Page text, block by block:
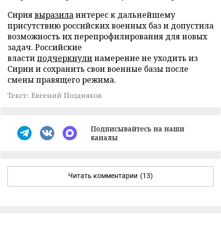
Сириявыразилаинтерес к дальнейшему
присутствию российских военных баз и допустила
возможность их перепрофилирования для новых
задач. Российские
властиподчеркнулинамерение не уходить из
Сирии и сохранить свои военные базы после
смены правящего режима.
Текст: Евгений Поздняков
Подписывайтесь на наши
каналы
Читать комментарии (13)